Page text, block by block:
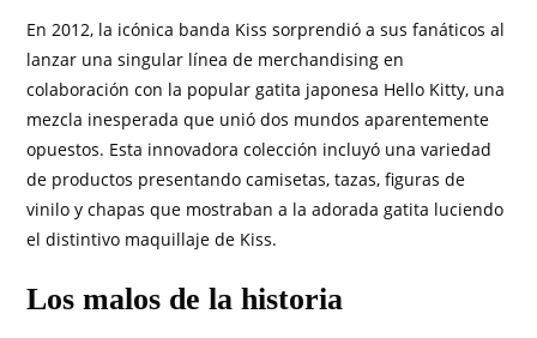
En 2012, la icónica banda Kiss sorprendió a sus fanáticos al
lanzar una singular línea de merchandising en
colaboración con la popular gatita japonesa Hello Kitty, una
mezcla inesperada que unió dos mundos aparentemente
opuestos. Esta innovadora colección incluyó una variedad
de productos presentando camisetas, tazas, figuras de
vinilo y chapas que mostraban a la adorada gatita luciendo
el distintivo maquillaje de Kiss.
Los malos de la historia